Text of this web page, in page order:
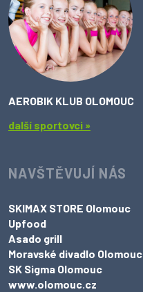
AEROBIK KLUB OLOMOUC
další sportovci »
NAVŠTĚVUJÍ NÁS
SKIMAX STORE Olomouc
Upfood
Asado grill
Moravské divadlo Olomouc
SK Sigma Olomouc
www.olomouc.cz